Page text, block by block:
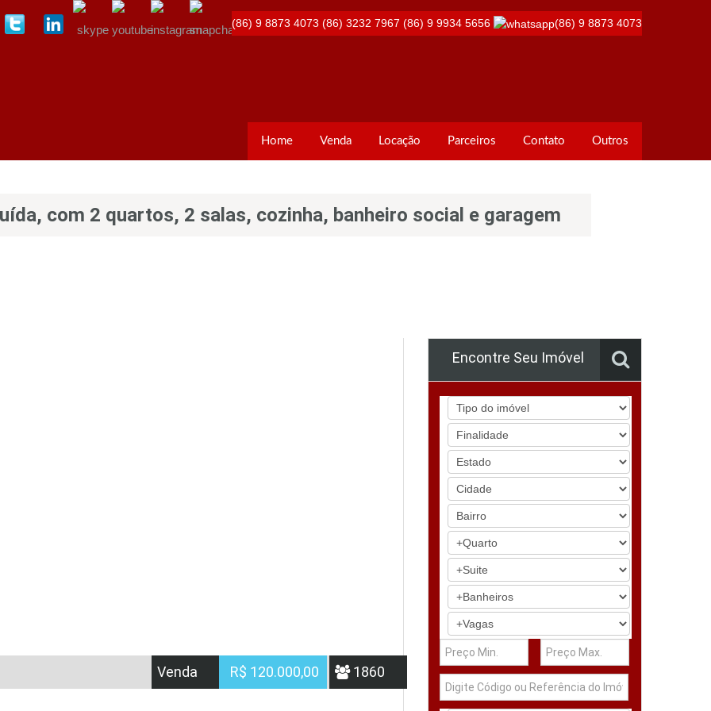
(86) 9 8873 4073 (86) 3232 7967 (86) 9 9934 5656 (86) 9 8873 4073
Home Venda Locação Parceiros Contato Outros
com 2 quartos, 2 salas, cozinha, banheiro social e garagem
Venda R$ 120.000,00 1860
Encontre Seu Imóvel